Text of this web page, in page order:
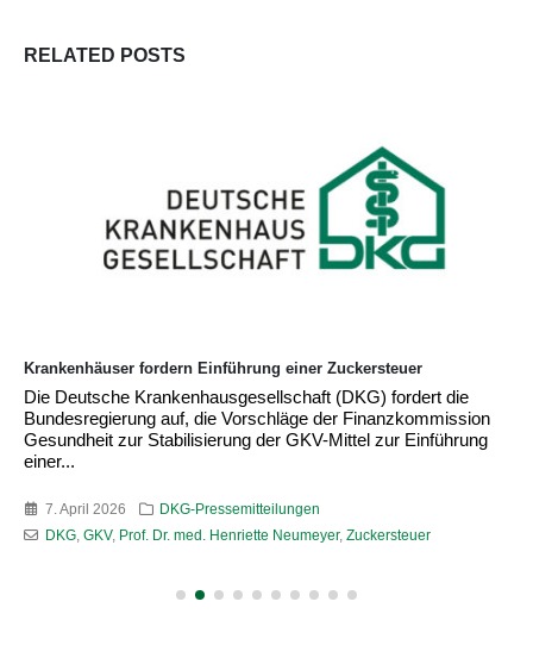
RELATED POSTS
Krankenhäuser fordern Einführung einer Zuckersteuer
Die Deutsche Krankenhausgesellschaft (DKG) fordert die
Bundesregierung auf, die Vorschläge der Finanzkommission
Gesundheit zur Stabilisierung der GKV-Mittel zur Einführung
einer...
7. April 2026
DKG-Pressemitteilungen
DKG, GKV, Prof. Dr. med. Henriette Neumeyer, Zuckersteuer